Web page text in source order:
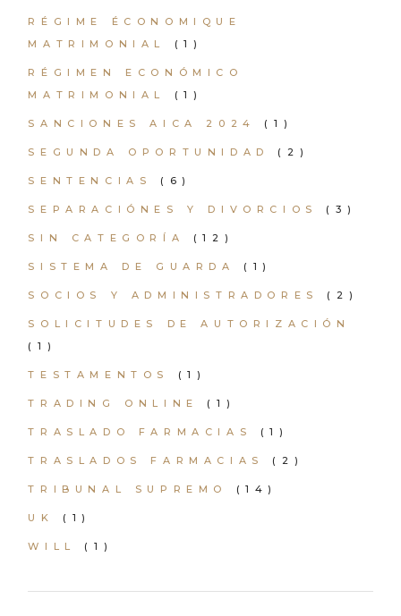
RÉGIME ÉCONOMIQUE
MATRIMONIAL
(1)
RÉGIMEN ECONÓMICO
MATRIMONIAL
(1)
SANCIONES AICA 2024 (1)
SEGUNDA OPORTUNIDAD (2)
SENTENCIAS (6)
SEPARACIÓNES Y DIVORCIOS (3)
SIN CATEGORÍA (12)
SISTEMA DE GUARDA (1)
SOCIOS Y ADMINISTRADORES (2)
SOLICITUDES DE AUTORIZACIÓN
(1)
TESTAMENTOS (1)
TRADING ONLINE (1)
TRASLADO FARMACIAS (1)
TRASLADOS FARMACIAS (2)
TRIBUNAL SUPREMO (14)
UK (1)
WILL (1)